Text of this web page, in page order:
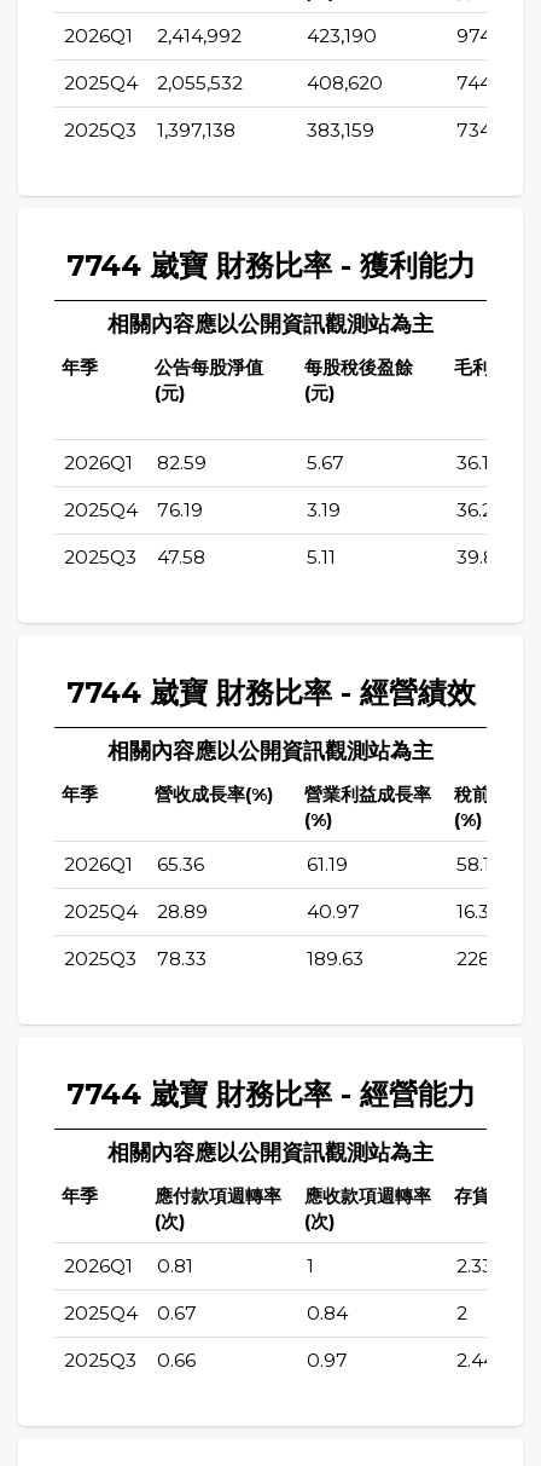
2026Q1 2,414,992 423,190 974,537
2025Q4 2,055,532 408,620 744,209
2025Q3 1,397,138 383,159 734,631
7744 崴寶 財務比率 - 獲利能力
相關內容應以公開資訊觀測站為主
年季
公告每股淨值
(元)
每股稅後盈餘
(元)
毛利率(%)
2026Q1 82.59 5.67 36.13
2025Q4 76.19 3.19 36.27
2025Q3 47.58 5.11 39.83
7744 崴寶 財務比率 - 經營績效
相關內容應以公開資訊觀測站為主
年季 營收成長率(%)
營業利益成長率
(%)
稅前純益
(%)
2026Q1 65.36 61.19 58.18
2025Q4 28.89 40.97 16.34
2025Q3 78.33 189.63 228.01
7744 崴寶 財務比率 - 經營能力
相關內容應以公開資訊觀測站為主
年季
應付款項週轉率
(次)
應收款項週轉率
(次)
存貨週轉
2026Q1 0.81 1 2.33
2025Q4 0.67 0.84 2
2025Q3 0.66 0.97 2.44